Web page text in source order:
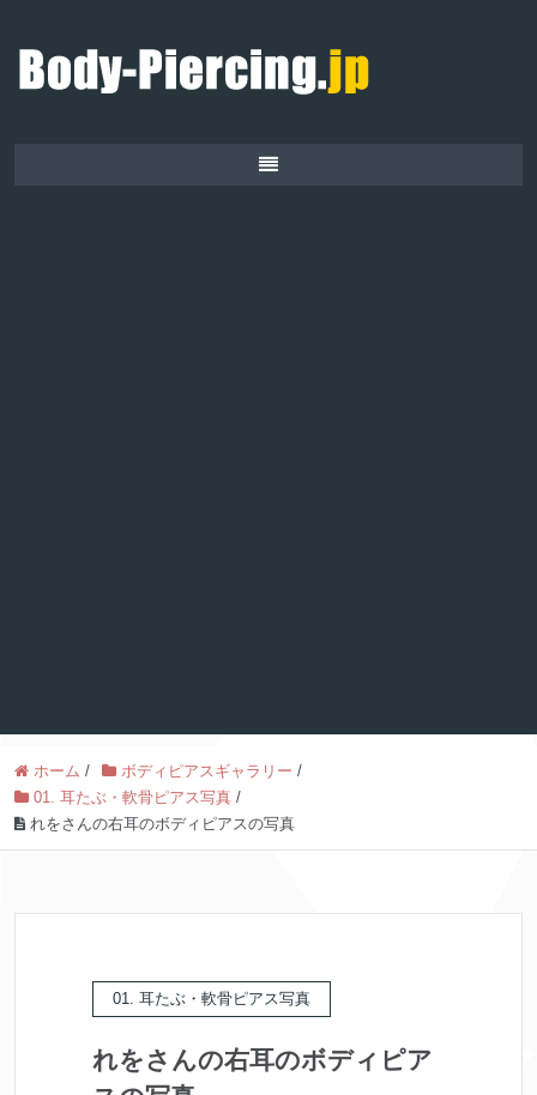
ホーム / ボディピアスギャラリー /
01. 耳たぶ・軟骨ピアス写真 /
れをさんの右耳のボディピアスの写真
01. 耳たぶ・軟骨ピアス写真
れをさんの右耳のボディピア